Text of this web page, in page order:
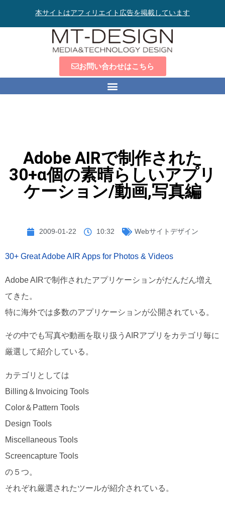
本サイトはアフィリエイト広告を掲載しています
お問い合わせはこちら
Adobe AIRで制作された
30+α個の素晴らしいアプリ
ケーション/動画,写真編
2009-01-22 10:32 Webサイトデザイン
30+ Great Adobe AIR Apps for Photos & Videos
Adobe AIRで制作されたアプリケーションがだんだん増え
てきた。
特に海外では多数のアプリケーションが公開されている。
その中でも写真や動画を取り扱うAIRアプリをカテゴリ毎に
厳選して紹介している。
カテゴリとしては
Billing＆Invoicing Tools
Color＆Pattern Tools
Design Tools
Miscellaneous Tools
Screencapture Tools
の５つ。
それぞれ厳選されたツールが紹介されている。